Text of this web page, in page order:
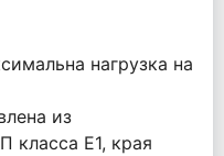
нагрузка на
из
класса Е1, края